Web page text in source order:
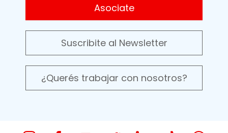
Asociate
Suscribite al Newsletter
¿Querés trabajar con nosotros?